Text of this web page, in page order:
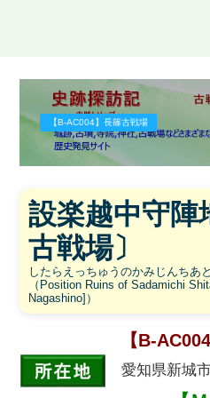
【B-AC004】長篠古戦場
設楽越中守陣
古戦場〕
したらえっちゅうのかみじんちあ
（Position Ruins of Sadamichi
Nagashino]）
【B-
愛知県新城